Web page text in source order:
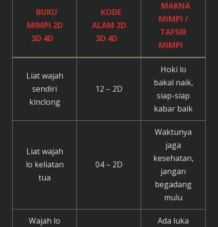
BUKU
MIMPI 2D
3D 4D
KODE
ALAM 2D
3D 4D
MAKNA
MIMPI /
TAFSIR
MIMPI
Liat wajah
sendiri
kinclong
12 – 2D
Hoki lo
bakal naik,
siap-siap
kabar baik
Liat wajah
lo keliatan
tua
04 – 2D
Waktunya
jaga
kesehatan,
jangan
begadang
mulu
Wajah lo
Ada luka